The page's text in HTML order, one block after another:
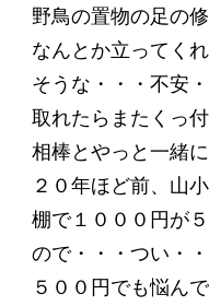
野鳥の置物の足の修
なんとか立ってく
そうな・・・不安
取れたらまたくっ
相棒とやっと一緒
２０年ほど前、山
棚で１０００円が
ので・・・つい・
５００円でも悩ん